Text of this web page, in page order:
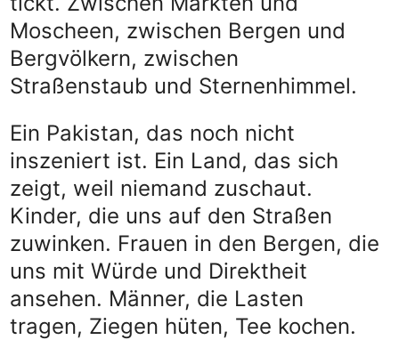
Moscheen, zwischen Bergen und
Bergvölkern, zwischen
Straßenstaub und Sternenhimmel.
Ein Pakistan, das noch nicht
inszeniert ist. Ein Land, das sich
zeigt, weil niemand zuschaut.
Kinder, die uns auf den Straßen
zuwinken. Frauen in den Bergen, die
uns mit Würde und Direktheit
ansehen. Männer, die Lasten
tragen, Ziegen hüten, Tee kochen.